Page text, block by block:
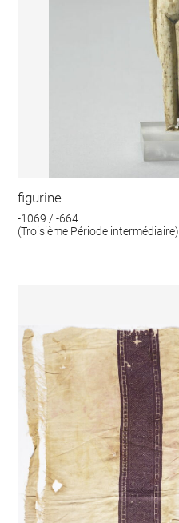
figurine
-1069 / -664
(Troisième Période intermédiaire)